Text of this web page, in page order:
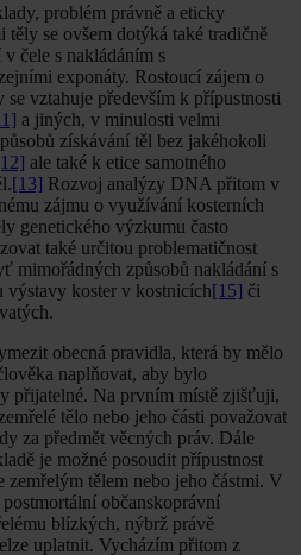
problém právně a eticky
těly se ovšem dotýká také tradičně
čele s nakládáním s
exponáty. Rostoucí zájem o
vztahuje především k přípustnosti
a jiných, v minulosti velmi
získávání těl bez jakéhokoli
ale také k etice samotného
[13] Rozvoj analýzy DNA přitom v
zájmu o využívání kosterních
genetického výzkumu často
také určitou problematičnost
mimořádných způsobů nakládání s
výstavy koster v kostnicích[15] či
obecná pravidla, která by mělo
naplňovat, aby bylo
přijatelné. Na prvním místě zjišťuji,
tělo nebo jeho části považovat
za předmět věcných práv. Dále
je možné posoudit přípustnost
zemřelým tělem nebo jeho částmi. V
občanskoprávní
blízkých, nýbrž právě
uplatnit. Vycházím přitom z